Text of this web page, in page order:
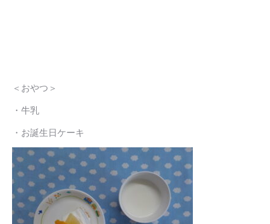
＜おやつ＞
・牛乳
・お誕生日ケーキ